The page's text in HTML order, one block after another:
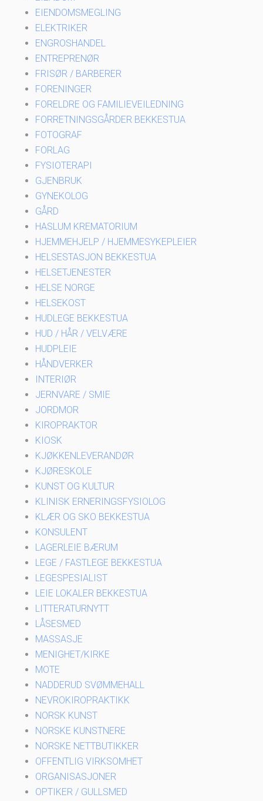
EIENDOMSMEGLING
ELEKTRIKER
ENGROSHANDEL
ENTREPRENØR
FRISØR / BARBERER
FORENINGER
FORELDRE OG FAMILIEVEILEDNING
FORRETNINGSGÅRDER BEKKESTUA
FOTOGRAF
FORLAG
FYSIOTERAPI
GJENBRUK
GYNEKOLOG
GÅRD
HASLUM KREMATORIUM
HJEMMEHJELP / HJEMMESYKEPLEIER
HELSESTASJON BEKKESTUA
HELSETJENESTER
HELSE NORGE
HELSEKOST
HUDLEGE BEKKESTUA
HUD / HÅR / VELVÆRE
HUDPLEIE
HÅNDVERKER
INTERIØR
JERNVARE / SMIE
JORDMOR
KIROPRAKTOR
KIOSK
KJØKKENLEVERANDØR
KJØRESKOLE
KUNST OG KULTUR
KLINISK ERNERINGSFYSIOLOG
KLÆR OG SKO BEKKESTUA
KONSULENT
LAGERLEIE BÆRUM
LEGE / FASTLEGE BEKKESTUA
LEGESPESIALIST
LEIE LOKALER BEKKESTUA
LITTERATURNYTT
LÅSESMED
MASSASJE
MENIGHET/KIRKE
MOTE
NADDERUD SVØMMEHALL
NEVROKIROPRAKTIKK
NORSK KUNST
NORSKE KUNSTNERE
NORSKE NETTBUTIKKER
OFFENTLIG VIRKSOMHET
ORGANISASJONER
OPTIKER / GULLSMED